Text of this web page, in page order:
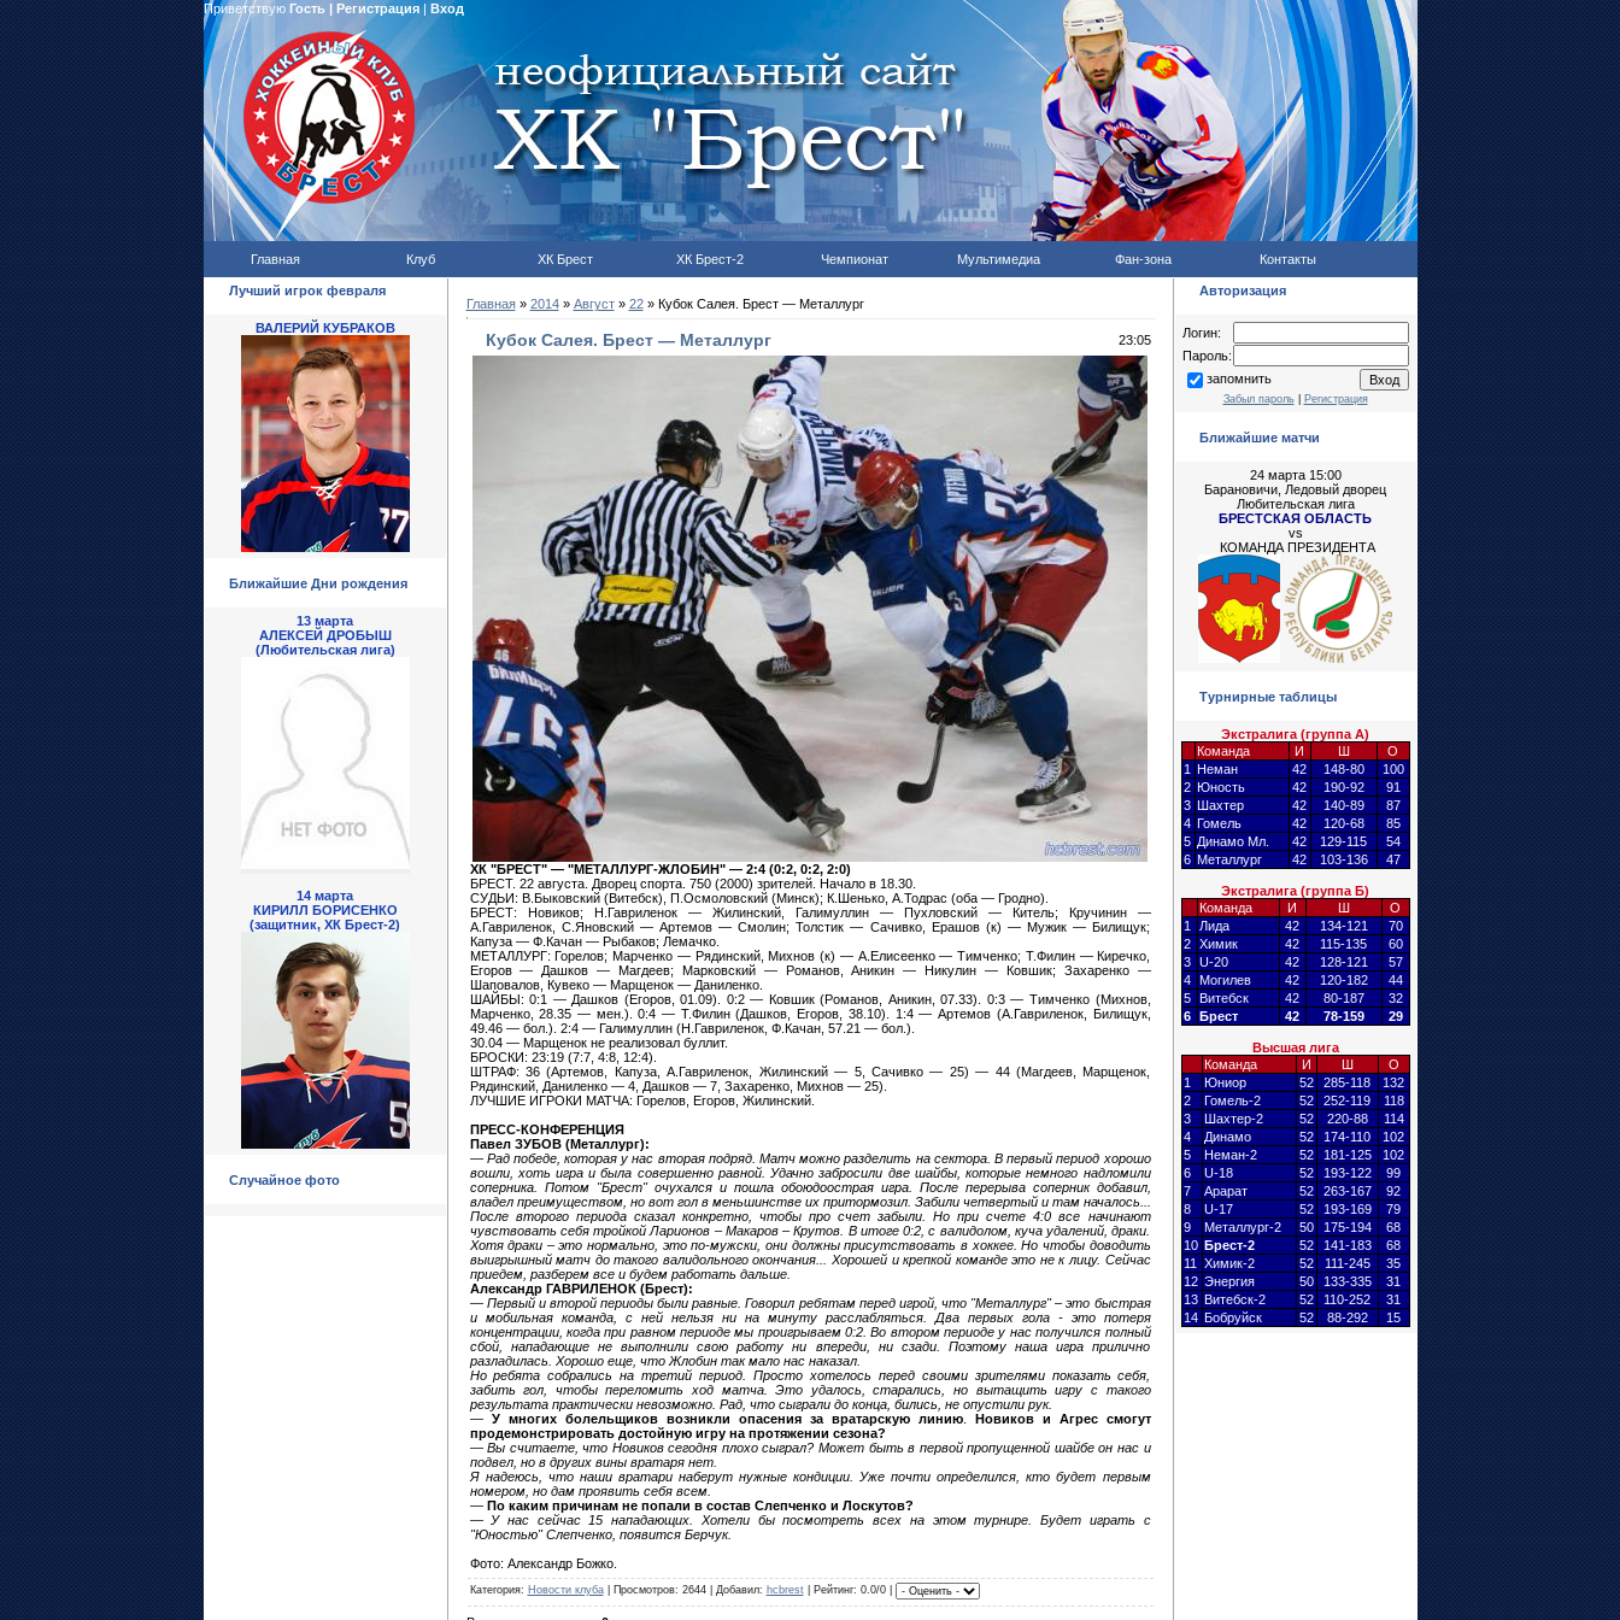
Приветствую Гость | Регистрация| Вход
Главная Клуб ХК Брест ХК Брест-2 Чемпионат Мультимедиа Фан-зона Контакты
Лучший игрок февраля
ВАЛЕРИЙ КУБРАКОВ
Ближайшие Дни рождения
13 марта
АЛЕКСЕЙ ДРОБЫШ
(Любительская лига)
14 марта
КИРИЛЛ БОРИСЕНКО
(защитник, ХК Брест-2)
Случайное фото
Главная» 2014 » Август » 22» Кубок Салея. Брест — Металлург
Кубок Салея. Брест — Металлург 23:05
ХК "БРЕСТ" — "МЕТАЛЛУРГ-ЖЛОБИН" — 2:4 (0:2, 0:2, 2:0)
БРЕСТ. 22 августа. Дворец спорта. 750 (2000) зрителей. Начало в 18.30.
СУДЬИ: В.Быковский (Витебск), П.Осмоловский (Минск); К.Шенько, А.Тодрас (оба — Гродно).
БРЕСТ: Новиков; Н.Гавриленок — Жилинский, Галимуллин — Пухловский — Китель; Кручинин —
А.Гавриленок, С.Яновский — Артемов — Смолин; Толстик — Сачивко, Ерашов (к) — Мужик — Билищук;
Капуза — Ф.Качан — Рыбаков; Лемачко.
МЕТАЛЛУРГ: Горелов; Марченко — Рядинский, Михнов (к) — А.Елисеенко — Тимченко; Т.Филин — Киречко,
Егоров — Дашков — Магдеев; Марковский — Романов, Аникин — Никулин — Ковшик; Захаренко —
Шаповалов, Кувеко — Марщенок — Даниленко.
ШАЙБЫ: 0:1 — Дашков (Егоров, 01.09). 0:2 — Ковшик (Романов, Аникин, 07.33). 0:3 — Тимченко (Михнов,
Марченко, 28.35 — мен.). 0:4 — Т.Филин (Дашков, Егоров, 38.10). 1:4 — Артемов (А.Гавриленок, Билищук,
49.46 — бол.). 2:4 — Галимуллин (Н.Гавриленок, Ф.Качан, 57.21 — бол.).
30.04 — Марщенок не реализовал буллит.
БРОСКИ: 23:19 (7:7, 4:8, 12:4).
ШТРАФ: 36 (Артемов, Капуза, А.Гавриленок, Жилинский — 5, Сачивко — 25) — 44 (Магдеев, Марщенок,
Рядинский, Даниленко — 4, Дашков — 7, Захаренко, Михнов — 25).
ЛУЧШИЕ ИГРОКИ МАТЧА: Горелов, Егоров, Жилинский.
ПРЕСС-КОНФЕРЕНЦИЯ
Павел ЗУБОВ (Металлург):
—Рад победе, которая у нас вторая подряд. Матч можно разделить на сектора. В первый период хорошо
вошли, хоть игра и была совершенно равной. Удачно забросили две шайбы, которые немного надломили
соперника. Потом "Брест" очухался и пошла обоюдоострая игра. После перерыва соперник добавил,
владел преимуществом, но вот гол в меньшинстве их притормозил. Забили четвертый и там началось...
После второго периода сказал конкретно, чтобы про счет забыли. Но при счете 4:0 все начинают
чувствовать себя тройкой Ларионов – Макаров – Крутов. В итоге 0:2, с валидолом, куча удалений, драки.
Хотя драки – это нормально, это по-мужски, они должны присутствовать в хоккее. Но чтобы доводить
выигрышный матч до такого валидольного окончания... Хорошей и крепкой команде это не к лицу. Сейчас
приедем, разберем все и будем работать дальше.
Александр ГАВРИЛЕНОК (Брест):
— Первый и второй периоды были равные. Говорил ребятам перед игрой, что "Металлург" – это быстрая
и мобильная команда, с ней нельзя ни на минуту расслабляться. Два первых гола - это потеря
концентрации, когда при равном периоде мы проигрываем 0:2. Во втором периоде у нас получился полный
сбой, нападающие не выполнили свою работу ни впереди, ни сзади. Поэтому наша игра прилично
разладилась. Хорошо еще, что Жлобин так мало нас наказал.
Но ребята собрались на третий период. Просто хотелось перед своими зрителями показать себя,
забить гол, чтобы переломить ход матча. Это удалось, старались, но вытащить игру с такого
результата практически невозможно. Рад, что сыграли до конца, бились, не опустили рук.
— У многих болельщиков возникли опасения за вратарскую линию.
Новиков и Агрес смогут
продемонстрировать достойную игру на протяжении сезона?
—Вы считаете, что Новиков сегодня плохо сыграл? Может быть в первой пропущенной шайбе он нас и
подвел, но в других вины вратаря нет.
Я надеюсь, что наши вратари наберут нужные кондиции. Уже почти определился, кто будет первым
номером, но дам проявить себя всем.
— По каким причинам не попали в состав Слепченко и Лоскутов?
— У нас сейчас 15 нападающих. Хотели бы посмотреть всех на этом турнире. Будет играть с
"Юностью" Слепченко, появится Берчук.
Фото: Александр Божко.
Категория: Новости клуба| Просмотров: 2644 | Добавил: hcbrest| Рейтинг: 0.0/0 |
Авторизация
Логин:
Пароль:
запомнить
Забыл пароль| Регистрация
Ближайшие матчи
24 марта 15:00
Барановичи, Ледовый дворец
Любительская лига
БРЕСТСКАЯ ОБЛАСТЬ
vs
КОМАНДА ПРЕЗИДЕНТА
Турнирные таблицы
Экстралига (группа А)
Команда
И Ш
О
1 Неман 42 148-80
100
2 Юность 42 190-92
91
3 Шахтер 42 140-89
87
4 Гомель 42 120-68
85
5 Динамо Мл. 42 129-115
54
6 Металлург 42 103-136 47
Экстралига (группа Б)
Команда
И Ш
О
1
Лида 42 134-121
70
2
Химик 42 115-135
60
3
U-20 42 128-121
57
4
Могилев 42 120-182
44
5
Витебск 42 80-187
32
6
Брест 42 78-159 29
Высшая лига
Команда
И Ш
О
1
Юниор 52 285-118
132
2
Гомель-2 52 252-119
118
3
Шахтер-2 52 220-88
114
4
Динамо 52 174-110
102
5
Неман-2 52 181-125
102
6
U-18 52 193-122
99
7
Арарат 52 263-167
92
8
U-17 52 193-169
79
9
Металлург-2 50 175-194
68
10 Брест-2 52 141-183
68
11
Химик-2 52 111-245
35
12 Энергия 50 133-335
31
13 Витебск-2 52 110-252
31
14 Бобруйск 52 88-292 15